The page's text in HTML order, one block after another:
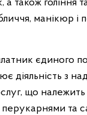
а також гоління
манікюр і
єдиного
діяльність з
що
та